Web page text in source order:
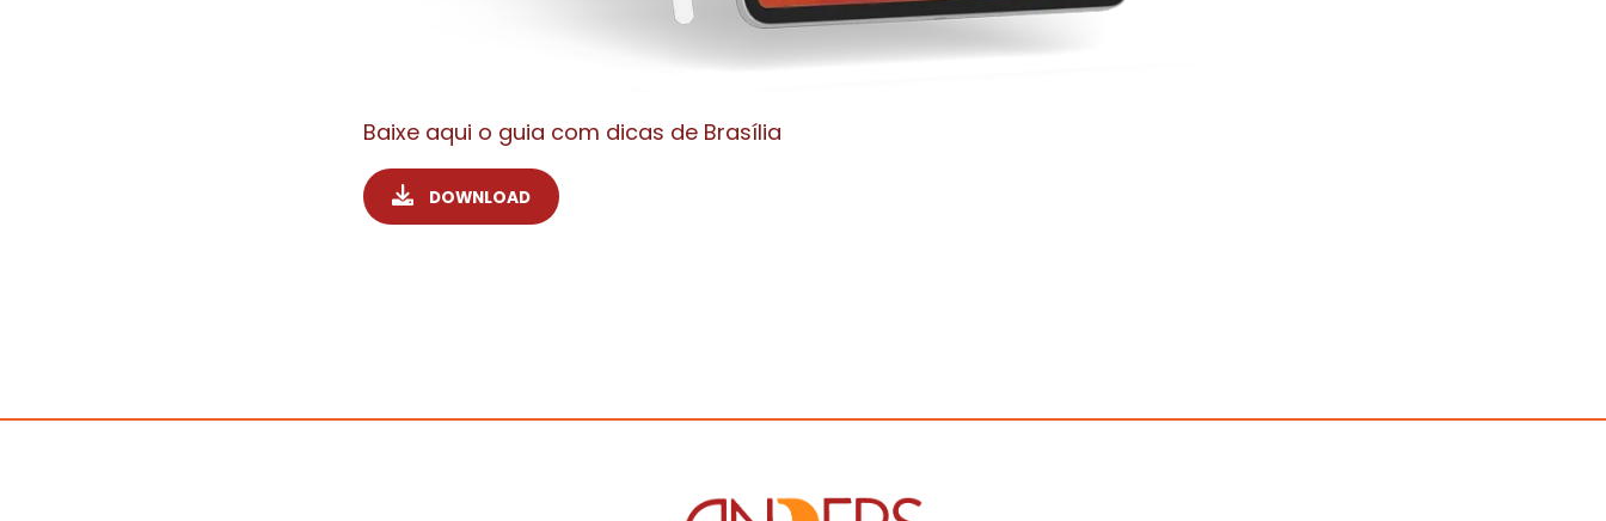
Baixe aqui o guia com dicas de Brasília
DOWNLOAD